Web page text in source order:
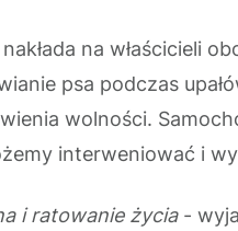
na właścicieli
psa podczas
wolności.
interweniować i
i ratowanie życia-